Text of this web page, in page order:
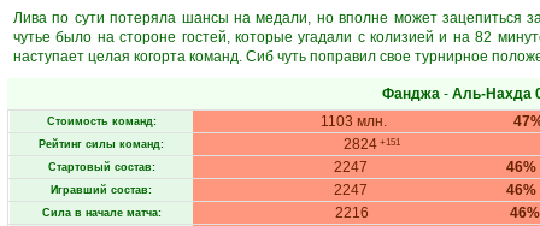
Лива по сути потеряла шансы на медали, но вполне может зацепиться
чутье было на стороне гостей, которые угадали с колизией и на 82
наступает целая когорта команд. Сиб чуть поправил свое турнирное
Фанджа - Аль-Нахда
Стоимость команд: 1103 млн.
Рейтинг силы команд: 2824 +151
Стартовый состав: 46%
2247
Игравший состав: 46%
2247
Сила в начале матча: 46%
2216